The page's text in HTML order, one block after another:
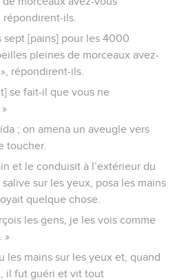
répondirent-ils.
sept [pains] pour les 4000
pleines de morceaux avez-
répondirent-ils.
se fait-il que vous ne
; on amena un aveugle vers
toucher.
et le conduisit à l’extérieur du
sur les yeux, posa les mains
quelque chose.
les gens, je les vois comme
»
les mains sur les yeux et, quand
il fut guéri et vit tout